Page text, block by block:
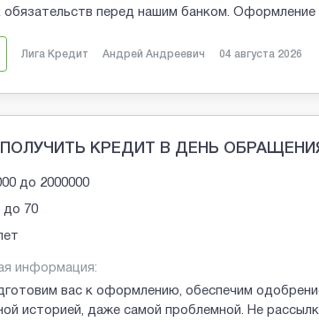
обязательств перед нашим банком.
Лига Кредит Андрей Андреевич 04 августа 2026
КРЕДИТ В ДЕНЬ
до 2000000
до 70
информация:
вас к оформлению, обеспечим
историей, даже самой проблемной. Не